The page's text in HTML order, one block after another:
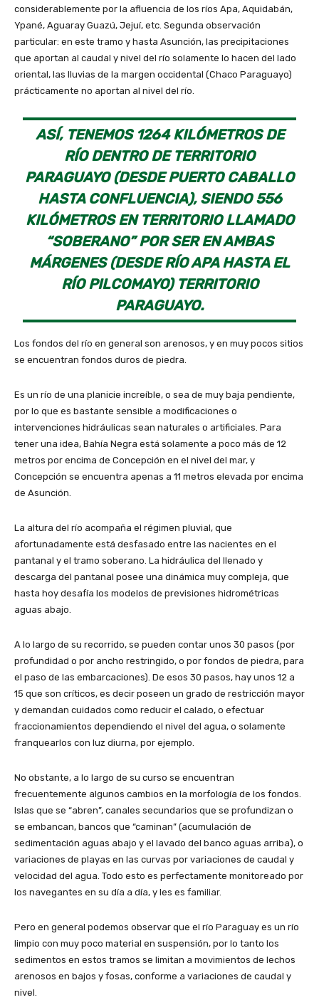
considerablemente por la afluencia de los ríos Apa, Aquidabán,
Ypané, Aguaray Guazú, Jejuí, etc. Segunda observación
particular: en este tramo y hasta Asunción, las precipitaciones
que aportan al caudal y nivel del río solamente lo hacen del lado
oriental, las lluvias de la margen occidental (Chaco Paraguayo)
prácticamente no aportan al nivel del río.
ASÍ, TENEMOS 1264 KILÓMETROS DE
RÍO DENTRO DE TERRITORIO
PARAGUAYO (DESDE PUERTO CABALLO
HASTA CONFLUENCIA), SIENDO 556
KILÓMETROS EN TERRITORIO LLAMADO
“SOBERANO” POR SER EN AMBAS
MÁRGENES (DESDE RÍO APA HASTA EL
RÍO PILCOMAYO) TERRITORIO
PARAGUAYO.
Los fondos del río en general son arenosos, y en muy pocos sitios
se encuentran fondos duros de piedra.
Es un río de una planicie increíble, o sea de muy baja pendiente,
por lo que es bastante sensible a modificaciones o
intervenciones hidráulicas sean naturales o artificiales. Para
tener una idea, Bahía Negra está solamente a poco más de 12
metros por encima de Concepción en el nivel del mar, y
Concepción se encuentra apenas a 11 metros elevada por encima
de Asunción.
La altura del río acompaña el régimen pluvial, que
afortunadamente está desfasado entre las nacientes en el
pantanal y el tramo soberano. La hidráulica del llenado y
descarga del pantanal posee una dinámica muy compleja, que
hasta hoy desafía los modelos de previsiones hidrométricas
aguas abajo.
A lo largo de su recorrido, se pueden contar unos 30 pasos (por
profundidad o por ancho restringido, o por fondos de piedra, para
el paso de las embarcaciones). De esos 30 pasos, hay unos 12 a
15 que son críticos, es decir poseen un grado de restricción mayor
y demandan cuidados como reducir el calado, o efectuar
fraccionamientos dependiendo el nivel del agua, o solamente
franquearlos con luz diurna, por ejemplo.
No obstante, a lo largo de su curso se encuentran
frecuentemente algunos cambios en la morfología de los fondos.
Islas que se “abren”, canales secundarios que se profundizan o
se embancan, bancos que “caminan” (acumulación de
sedimentación aguas abajo y el lavado del banco aguas arriba), o
variaciones de playas en las curvas por variaciones de caudal y
velocidad del agua. Todo esto es perfectamente monitoreado por
los navegantes en su día a día, y les es familiar.
Pero en general podemos observar que el río Paraguay es un río
limpio con muy poco material en suspensión, por lo tanto los
sedimentos en estos tramos se limitan a movimientos de lechos
arenosos en bajos y fosas, conforme a variaciones de caudal y
nivel.